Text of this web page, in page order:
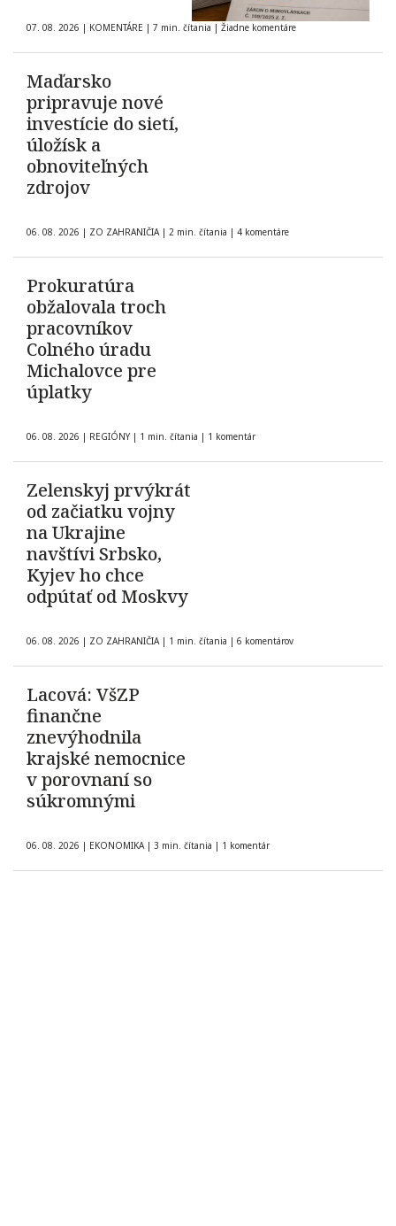
07. 08. 2026 | KOMENTÁRE | 7 min. čítania | Žiadne komentáre
Maďarsko
pripravuje nové
investície do sietí,
úložísk a
obnoviteľných
zdrojov
06. 08. 2026 | ZO ZAHRANIČIA | 2 min. čítania | 4 komentáre
Prokuratúra
obžalovala troch
pracovníkov
Colného úradu
Michalovce pre
úplatky
06. 08. 2026 | REGIÓNY | 1 min. čítania | 1 komentár
Zelenskyj prvýkrát
od začiatku vojny
na Ukrajine
navštívi Srbsko,
Kyjev ho chce
odpútať od Moskvy
06. 08. 2026 | ZO ZAHRANIČIA | 1 min. čítania | 6 komentárov
Lacová: VšZP
finančne
znevýhodnila
krajské nemocnice
v porovnaní so
súkromnými
06. 08. 2026 | EKONOMIKA | 3 min. čítania | 1 komentár